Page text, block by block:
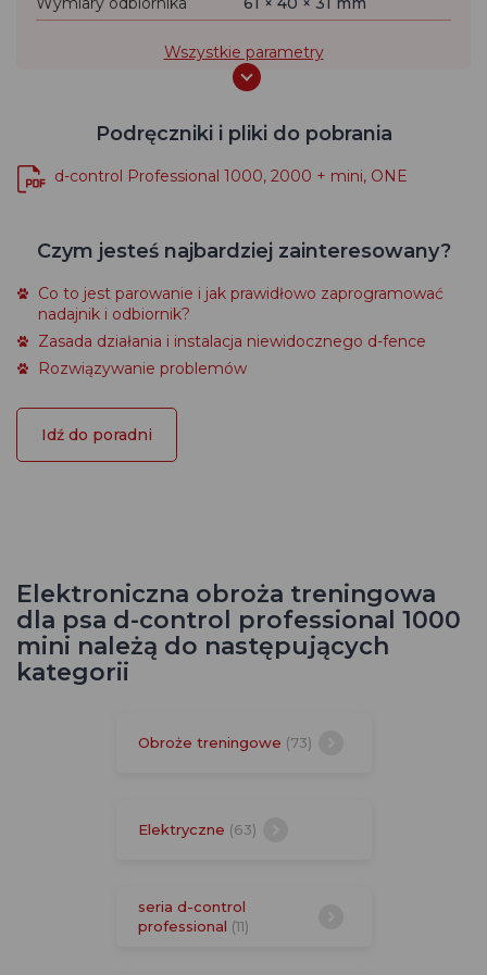
Wszystkie parametry
Podręczniki i pliki do pobrania
d-control Professional 1000, 2000 + mini, ONE
Czym jesteś najbardziej zainteresowany?
Co to jest parowanie i jak prawidłowo zaprogramować
nadajnik i odbiornik?
Zasada działania i instalacja niewidocznego d-fence
Rozwiązywanie problemów
Idź do poradni
Elektroniczna obroża treningowa
dla psa d-control professional 1000
mini należą do następujących
kategorii
Obroże treningowe (73)
Elektryczne (63)
seria d-control
professional (11)